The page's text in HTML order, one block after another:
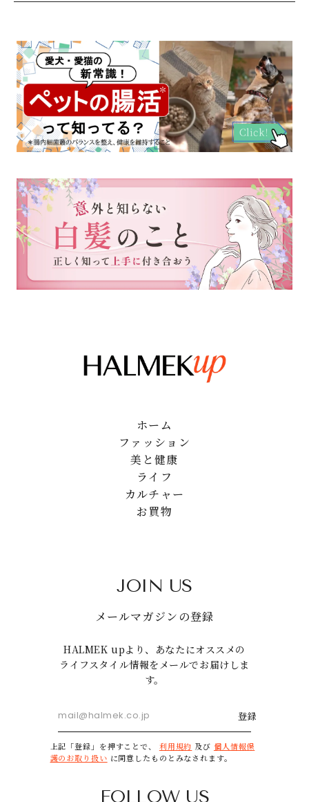
ホーム
ファッション
美と健康
ライフ
カルチャー
お買物
JOIN US
メールマガジンの登録
HALMEK upより、あなたにオススメの
ライフスタイル情報をメールでお届けしま
す。
登録
上記「登録」を押すことで、 利用規約 及び 個人情報保
護のお取り扱い に同意したものとみなされます。
FOLLOW US